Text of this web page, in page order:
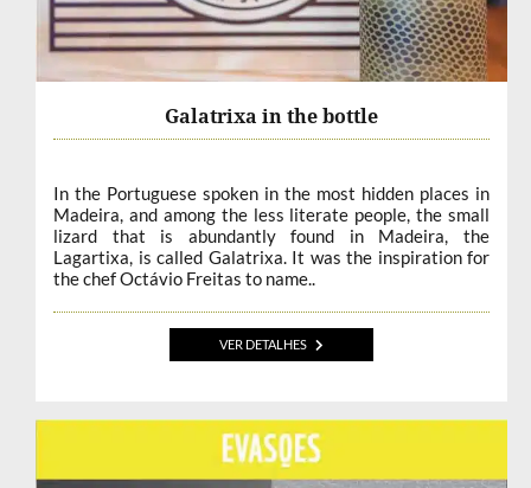
Galatrixa in the bottle
In the Portuguese spoken in the most hidden places in
Madeira, and among the less literate people, the small
lizard that is abundantly found in Madeira, the
Lagartixa, is called Galatrixa. It was the inspiration for
the chef Octávio Freitas to name..
VER DETALHES